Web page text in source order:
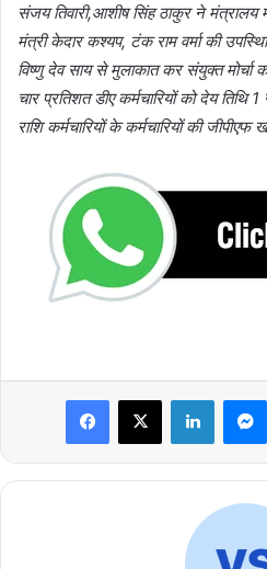
संजय तिवारी,आशीष सिंह ठाकुर ने मंत्रालय
मंत्री केदार कश्यप, टंक राम वर्मा की
विष्णु देव साय से मुलाकात कर संयुक्त मोर्चा
चार प्रतिशत डीए कर्मचारियों को देय
राशि कर्मचारियों के कर्मचारियों की
Facebook
X LinkedIn